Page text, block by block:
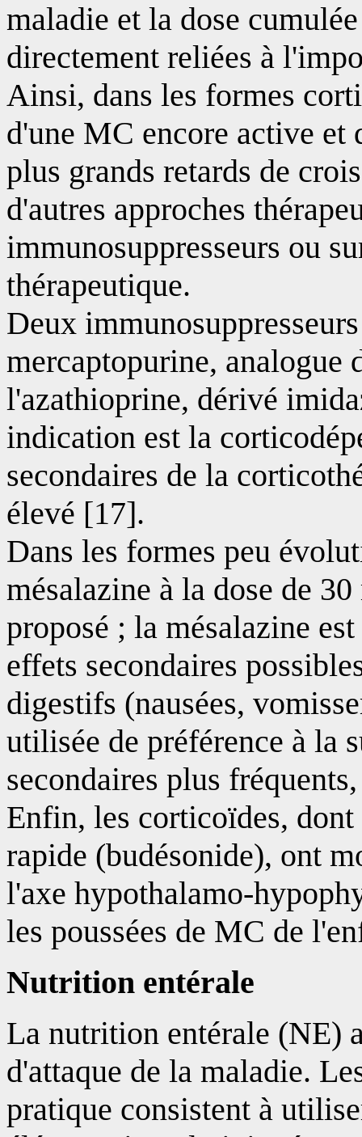
maladie et la dose
directement reliées à
Ainsi, dans les formes
d'une MC encore active et
plus grands retards de
d'autres approches
immunosuppresseurs ou
thérapeutique.
Deux
mercaptopurine, analogue
l'azathioprine, dérivé
indication est la
secondaires de la
élevé [17].
Dans les formes peu
mésalazine à la dose de
proposé ; la mésalazine
effets secondaires
digestifs (nausées,
utilisée de préférence à la
secondaires plus
Enfin, les corticoïdes,
rapide (budésonide), ont
l'axe hypothalamo-
les poussées de MC de
Nutrition entérale
La nutrition entérale (NE)
d'attaque de la maladie.
pratique consistent à